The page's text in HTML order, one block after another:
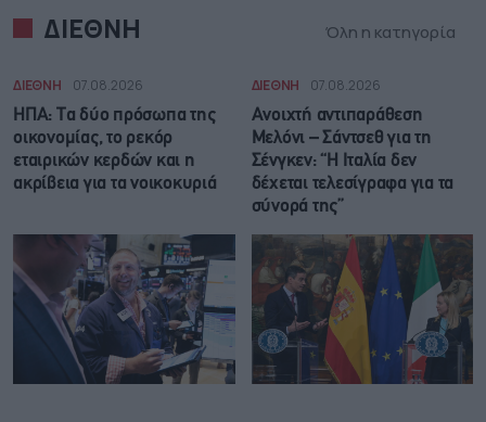
ΔΙΕΘΝΗ Όλη η κατηγορία
ΔΙΕΘΝΗ 07.08.2026
ΗΠΑ: Τα δύο πρόσωπα της
οικονομίας, το ρεκόρ
εταιρικών κερδών και η
ακρίβεια για τα νοικοκυριά
ΔΙΕΘΝΗ 07.08.2026
Ανοιχτή αντιπαράθεση
Μελόνι – Σάντσεθ για τη
Σένγκεν: “Η Ιταλία δεν
δέχεται τελεσίγραφα για τα
σύνορά της”